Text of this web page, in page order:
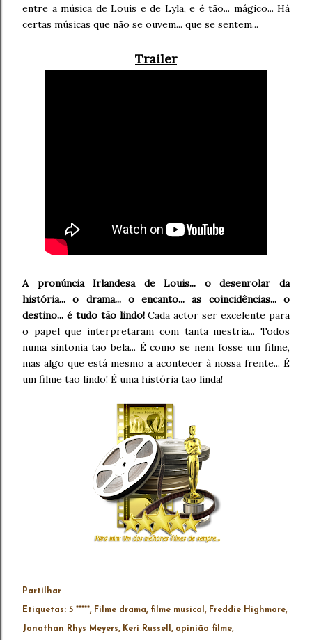
entre a música de Louis e de Lyla, e é tão... mágico... Há
certas músicas que não se ouvem... que se sentem...
Trailer
A pronúncia Irlandesa de Louis... o desenrolar da
história... o drama... o encanto... as coincidências... o
destino... é tudo tão lindo!Cada actor ser excelente para
o papel que interpretaram com tanta mestria... Todos
numa sintonia tão bela... É como se nem fosse um filme,
mas algo que está mesmo a acontecer à nossa frente... É
um filme tão lindo! É uma história tão linda!
Partilhar
Etiquetas: 5 ***** Filme drama filme musical Freddie Highmore
Jonathan Rhys Meyers Keri Russell opinião filme